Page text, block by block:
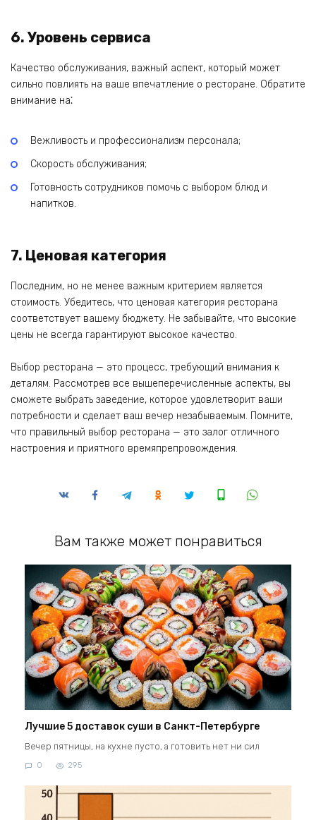
6. Уровень сервиса
Качество обслуживания, важный аспект‚ который может
сильно повлиять на ваше впечатление о ресторане. Обратите
внимание на⁚
Вежливость и профессионализм персонала;
Скорость обслуживания;
Готовность сотрудников помочь с выбором блюд и
напитков.
7. Ценовая категория
Последним‚ но не менее важным критерием является
стоимость. Убедитесь‚ что ценовая категория ресторана
соответствует вашему бюджету. Не забывайте‚ что высокие
цены не всегда гарантируют высокое качество.
Выбор ресторана — это процесс‚ требующий внимания к
деталям. Рассмотрев все вышеперечисленные аспекты‚ вы
сможете выбрать заведение‚ которое удовлетворит ваши
потребности и сделает ваш вечер незабываемым. Помните‚
что правильный выбор ресторана — это залог отличного
настроения и приятного времяпрепровождения.
Вам также может понравиться
Лучшие 5 доставок суши в Санкт-Петербурге
Вечер пятницы, на кухне пусто, а готовить нет ни сил
0 295